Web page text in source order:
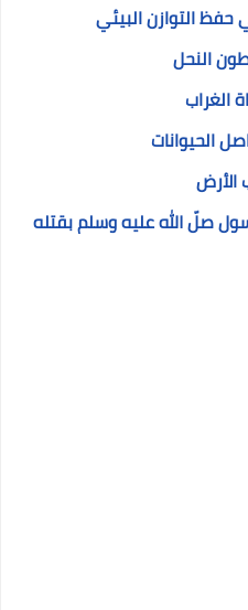
التوازن البيئي
النحل
الحيوانات
صلّ الله عليه وسلم بقتله